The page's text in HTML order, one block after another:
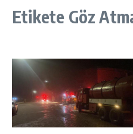
Etikete Göz